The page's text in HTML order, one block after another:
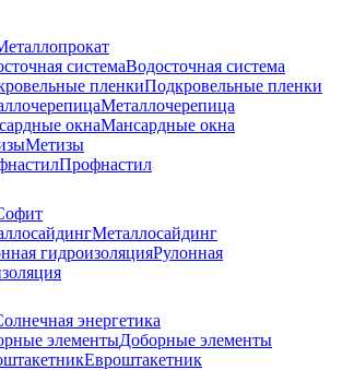
Водосточная система
Подкровельные пленки
Металлочерепица
Мансардные окна
Метизы
Профнастил
Металлосайдинг
Рулонная
энергетика
Доборные элементы
Евроштакетник